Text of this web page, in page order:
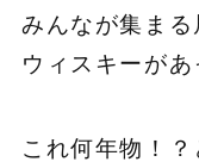
みんなが集ま
ウィスキーがあ
これ何年物！